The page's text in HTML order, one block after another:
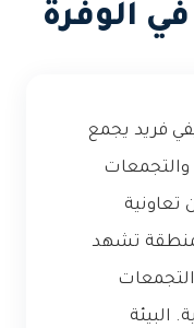
الوفرة
فريد يجمع
والتجمعات
تعاونية
تشهد
البيئة